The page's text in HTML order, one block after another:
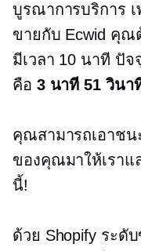
บูรณาการบริการ
ขายกับ Ecwid คุ
มีเวลา 10 นาที ปัจ
คือ 3 นาที 51 วินา
คุณสามารถเอาชน
ของคุณมาให้เราแ
นี้!
ด้วย Shopify ระดั